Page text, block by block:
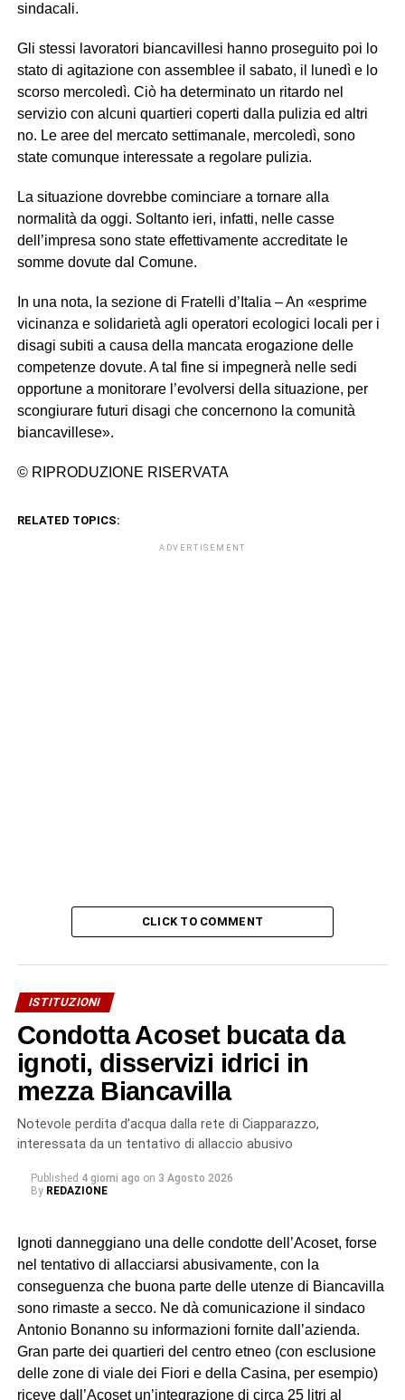
sindacali.
Gli stessi lavoratori biancavillesi hanno proseguito poi lo
stato di agitazione con assemblee il sabato, il lunedì e lo
scorso mercoledì. Ciò ha determinato un ritardo nel
servizio con alcuni quartieri coperti dalla pulizia ed altri
no. Le aree del mercato settimanale, mercoledì, sono
state comunque interessate a regolare pulizia.
La situazione dovrebbe cominciare a tornare alla
normalità da oggi. Soltanto ieri, infatti, nelle casse
dell’impresa sono state effettivamente accreditate le
somme dovute dal Comune.
In una nota, la sezione di Fratelli d’Italia – An «esprime
vicinanza e solidarietà agli operatori ecologici locali per i
disagi subiti a causa della mancata erogazione delle
competenze dovute. A tal fine si impegnerà nelle sedi
opportune a monitorare l’evolversi della situazione, per
scongiurare futuri disagi che concernono la comunità
biancavillese».
© RIPRODUZIONE RISERVATA
RELATED TOPICS:
ADVERTISEMENT
CLICK TO COMMENT
ISTITUZIONI
Condotta Acoset bucata da
ignoti, disservizi idrici in
mezza Biancavilla
Notevole perdita d’acqua dalla rete di Ciapparazzo,
interessata da un tentativo di allaccio abusivo
Published 4 giorni ago on 3 Agosto 2026
By REDAZIONE
Ignoti danneggiano una delle condotte dell’Acoset, forse
nel tentativo di allacciarsi abusivamente, con la
conseguenza che buona parte delle utenze di Biancavilla
sono rimaste a secco. Ne dà comunicazione il sindaco
Antonio Bonanno su informazioni fornite dall’azienda.
Gran parte dei quartieri del centro etneo (con esclusione
delle zone di viale dei Fiori e della Casina, per esempio)
riceve dall’Acoset un’integrazione di circa 25 litri al